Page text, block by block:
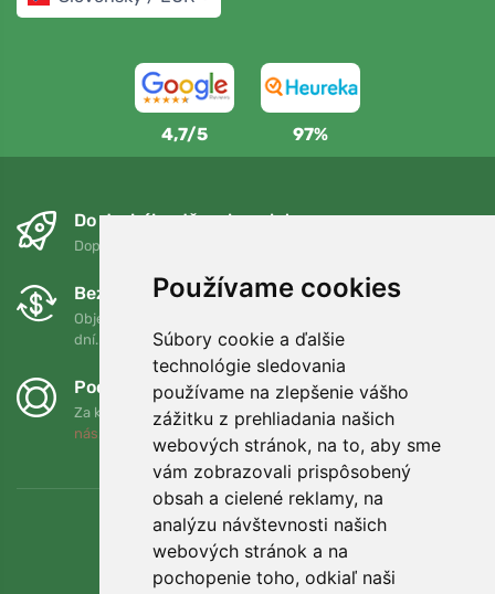
Používame cookies
Súbory cookie a ďalšie
technológie sledovania
používame na zlepšenie vášho
zážitku z prehliadania našich
webových stránok, na to, aby sme
vám zobrazovali prispôsobený
obsah a cielené reklamy, na
analýzu návštevnosti našich
webových stránok a na
pochopenie toho, odkiaľ naši
4,7/5 97%
Do druhého dňa a bezplatne
Doprava zadarmo pri objednávkach nad 75 EUR
Bezplatná výmena a vrátenie tovaru
Objednávku môžete kedykoľvek vrátiť alebo vymeniť do 90
dní.
Podporujeme Trees.org
Za každú objednávku zasadíme strom! Prečítajte si viac
nás